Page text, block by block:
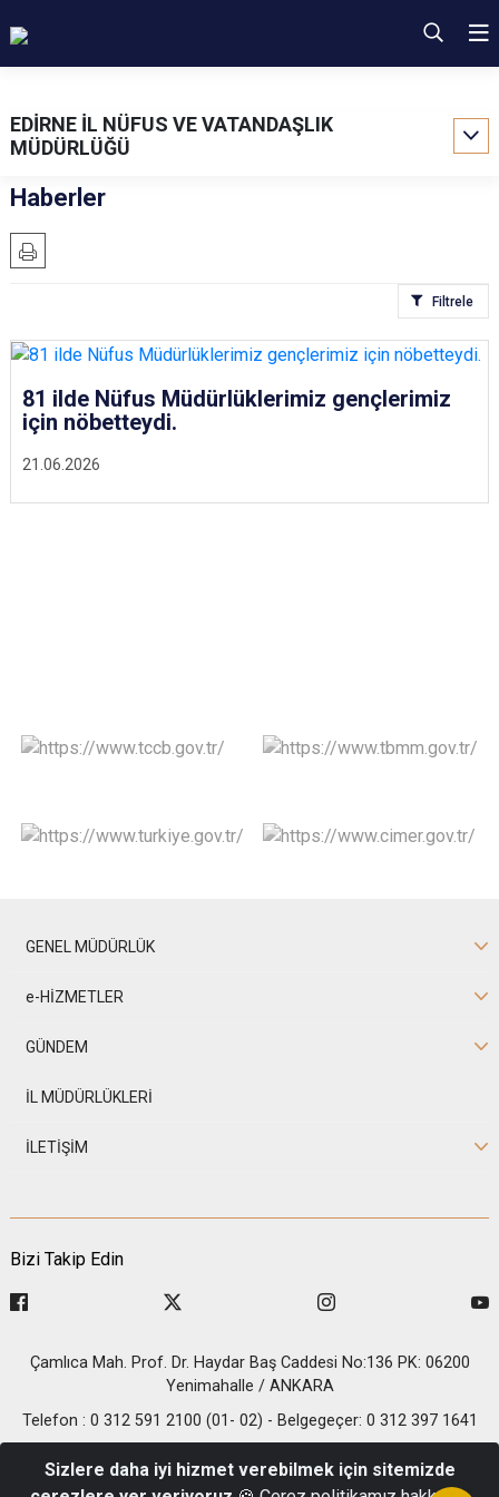
EDİRNE İL NÜFUS VE VATANDAŞLIK
MÜDÜRLÜĞÜ
Haberler
Filtrele
21.06.2026
81 ilde Nüfus Müdürlüklerimiz gençlerimiz
için nöbetteydi.
GENEL MÜDÜRLÜK
e-HİZMETLER
GÜNDEM
İL MÜDÜRLÜKLERİ
İLETİŞİM
Bizi Takip Edin
Çamlıca Mah. Prof. Dr. Haydar Baş Caddesi No:136 PK: 06200
Yenimahalle / ANKARA
Telefon : 0 312 591 2100 (01- 02) - Belgegeçer: 0 312 397 1641
Genel Müdürlüğü
Sizlere daha iyi hizmet verebilmek için sitemizde